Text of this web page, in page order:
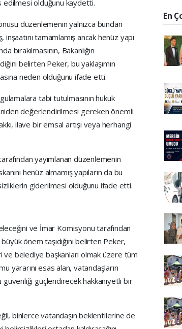
edilmesi olduğunu kaydetti.
düzenlemenin yalnızca bundan
tamamlamış ancak henüz yapı
bırakılmasının, Bakanlığın
belirten Peker, bu yaklaşımın
neden olduğunu ifade etti.
tabi tutulmasının hukuk
değerlendirilmesi gereken önemli
ilave bir emsal artışı veya herhangi
yayımlanan düzenlemenin
henüz almamış yapıların da bu
giderilmesi olduğunu ifade etti.
ve İmar Komisyonu tarafından
önem taşıdığını belirten Peker,
belediye başkanları olmak üzere tüm
yararını esas alan, vatandaşların
güçlendirecek hakkaniyetli bir
binlerce vatandaşın beklentilerine de
En